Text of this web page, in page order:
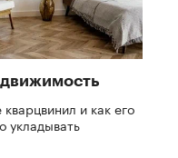
кварцвинил и как его
укладывать